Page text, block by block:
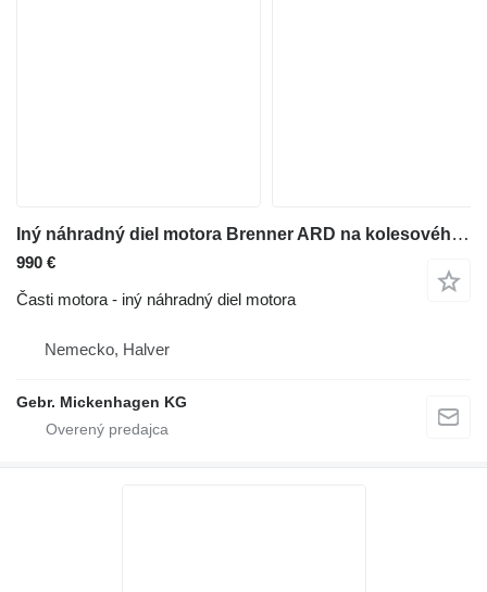
Iný náhradný diel motora Brenner ARD na kolesového nakladača Caterpillar 966 MXE
990 €
Časti motora - iný náhradný diel motora
Nemecko, Halver
Gebr. Mickenhagen KG